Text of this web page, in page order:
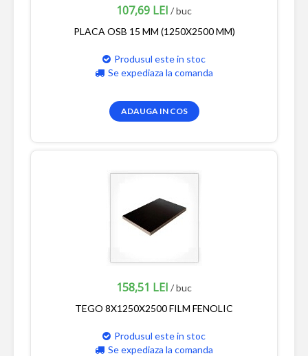
107,69 LEI / buc
PLACA OSB 15 MM (1250X2500 MM)
Produsul este in stoc
Se expediaza la comanda
ADAUGA IN COS
158,51 LEI / buc
TEGO 8X1250X2500 FILM FENOLIC
Produsul este in stoc
Se expediaza la comanda